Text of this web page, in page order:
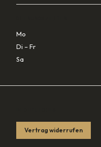
Mo
Di – Fr
Sa
Vertrag widerrufen